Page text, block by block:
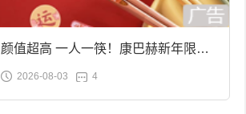
颜值超高 一人一筷！康巴赫新年限定
合金筷子大促：19.9元
2026-08-03 4